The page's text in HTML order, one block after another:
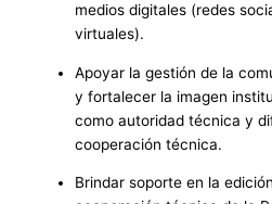
medios digitales (redes
virtuales).
Apoyar la gestión de la
y fortalecer la imagen
como autoridad técnica y
cooperación técnica.
Brindar soporte en la